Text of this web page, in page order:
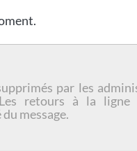
par les
retours à la ligne
message.